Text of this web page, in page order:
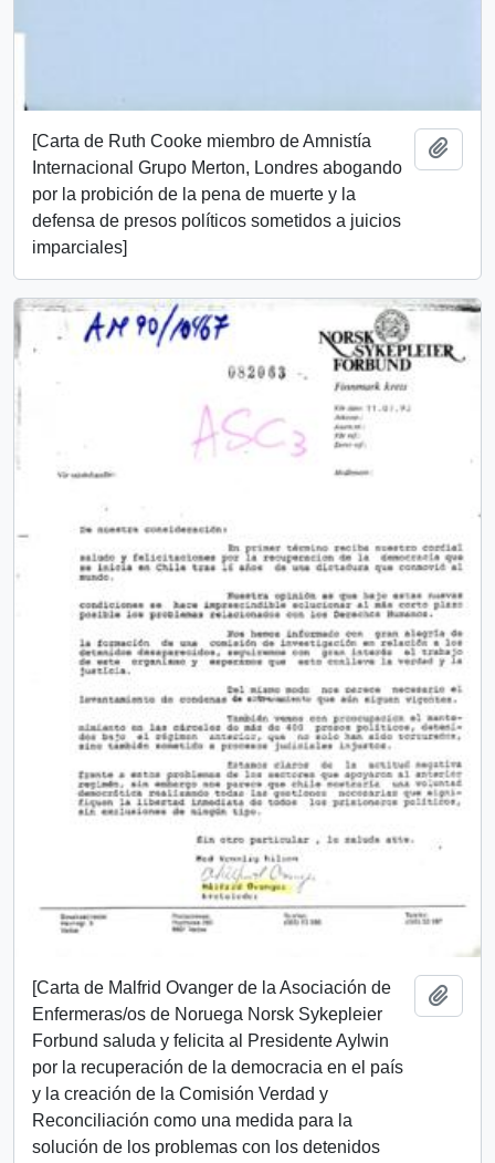
[Carta de Ruth Cooke miembro de Amnistía
Internacional Grupo Merton, Londres abogando
por la probición de la pena de muerte y la
defensa de presos políticos sometidos a juicios
imparciales]
[Carta de Malfrid Ovanger de la Asociación de
Enfermeras/os de Noruega Norsk Sykepleier
Forbund saluda y felicita al Presidente Aylwin
por la recuperación de la democracia en el país
y la creación de la Comisión Verdad y
Reconciliación como una medida para la
solución de los problemas con los detenidos